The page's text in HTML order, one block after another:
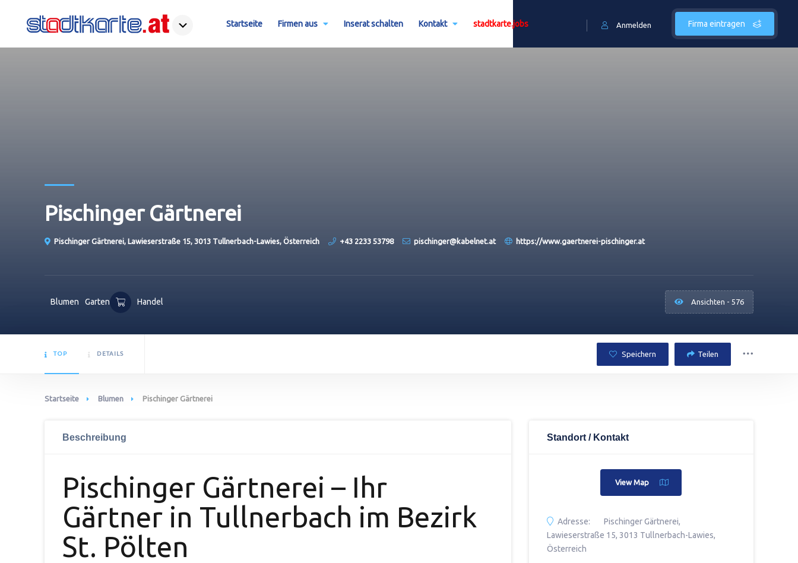
Firma eintragen
Anmelden
Startseite Firmen aus Inserat schalten Kontakt stadtkarte.jobs
Pischinger Gärtnerei
Pischinger Gärtnerei, Lawieserstraße 15, 3013 Tullnerbach-Lawies, Österreich +43 2233 53798 pischinger@kabelnet.at https://www.gaertnerei-pischinger.at
Blumen Garten Handel Ansichten - 576
TOP DETAILS Speichern Teilen
Startseite Blumen Pischinger Gärtnerei
Beschreibung
Pischinger Gärtnerei – Ihr
Gärtner in Tullnerbach im Bezirk
St. Pölten
Standort / Kontakt
View Map
Adresse:
Pischinger Gärtnerei,
Lawieserstraße 15, 3013 Tullnerbach-Lawies,
Österreich